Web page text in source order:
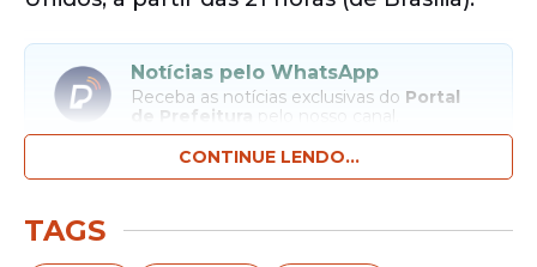
Notícias pelo WhatsApp
Receba as notícias exclusivas do Portal
de Prefeitura
pelo nosso canal.
Entrar no canal
CONTINUE LENDO...
TAGS